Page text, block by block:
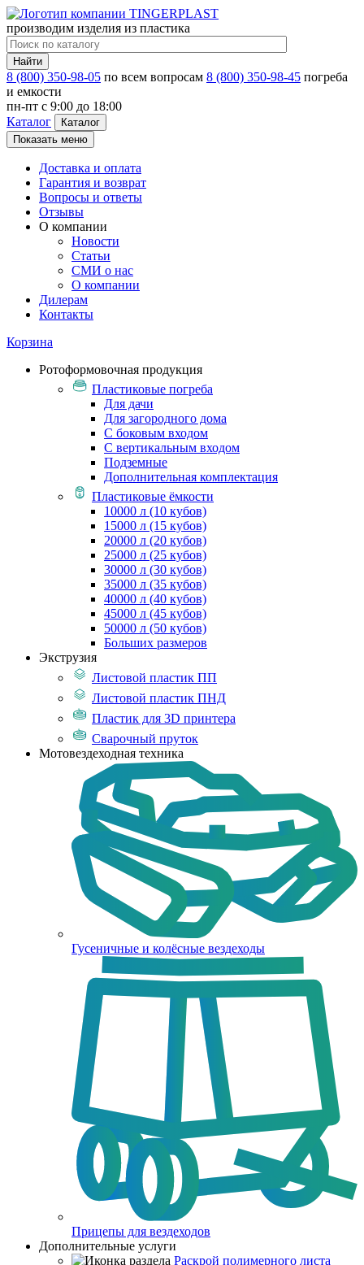
производим изделия из пластика
Найти
8 (800) 350-98-05 по всем вопросам 8 (800) 350-98-45 погреба
и емкости
пн-пт c 9:00 до 18:00
Каталог
Каталог
Показать меню
Доставка и оплата
Гарантия и возврат
Вопросы и ответы
Отзывы
О компании
Новости
Статьи
СМИ о нас
О компании
Дилерам
Контакты
Корзина
Ротоформовочная продукция
Пластиковые погреба
Для дачи
Для загородного дома
С боковым входом
С вертикальным входом
Подземные
Дополнительная комплектация
Пластиковые ёмкости
10000 л (10 кубов)
15000 л (15 кубов)
20000 л (20 кубов)
25000 л (25 кубов)
30000 л (30 кубов)
35000 л (35 кубов)
40000 л (40 кубов)
45000 л (45 кубов)
50000 л (50 кубов)
Больших размеров
Экструзия
Листовой пластик ПП
Листовой пластик ПНД
Пластик для 3D принтера
Сварочный пруток
Мотовездеходная техника
Гусеничные и колёсные вездеходы
Прицепы для вездеходов
Дополнительные услуги
Раскрой полимерного листа